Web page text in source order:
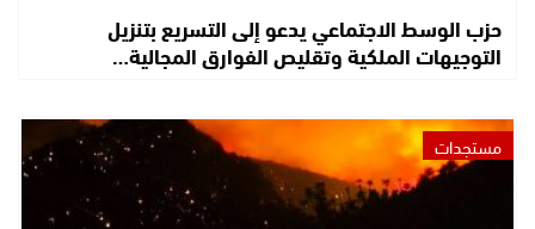
حزب الوسط الاجتماعي يدعو إلى التسريع بتنزيل
التوجيهات الملكية وتقليص الفوارق المجالية…
مستجدات